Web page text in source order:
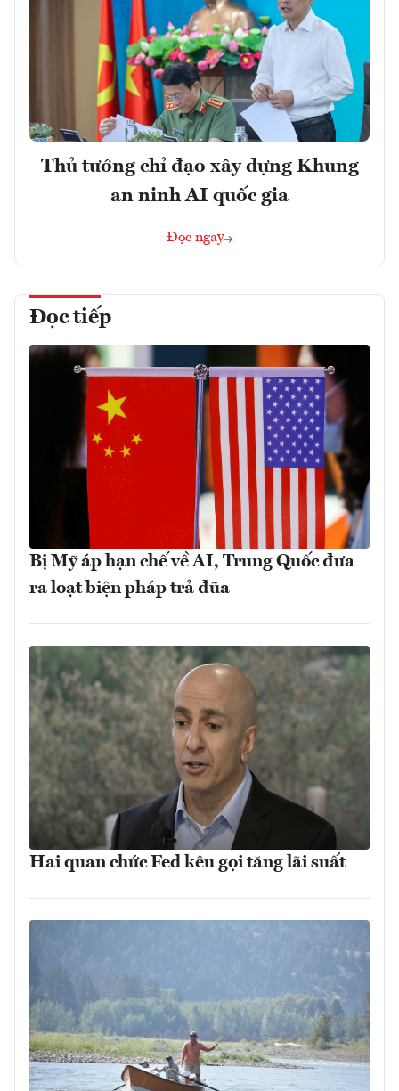
Thủ tướng chỉ đạo xây dựng Khung
an ninh AI quốc gia
Đọc ngay
Đọc tiếp
Bị Mỹ áp hạn chế về AI, Trung Quốc đưa
ra loạt biện pháp trả đũa
Hai quan chức Fed kêu gọi tăng lãi suất